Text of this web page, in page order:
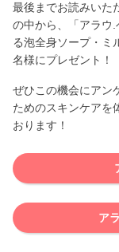
最後までお読みいた
の中から、「アラウ
る泡全身ソープ・ミ
名様にプレゼント！
ぜひこの機会にアン
ためのスキンケアを
おります！
ア